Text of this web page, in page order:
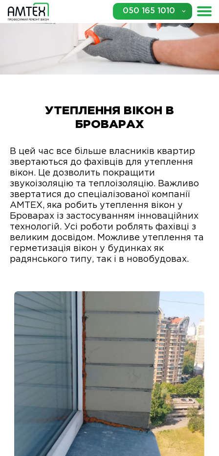
050 165 1010
УТЕПЛЕННЯ ВІКОН В
БРОВАРАХ
В цей час все більше власників квартир
звертаються до фахівців для утеплення
вікон. Це дозволить покращити
звукоізоляцію та теплоізоляцію. Важливо
звертатися до спеціалізованої компанії
АМТЕХ, яка робить утеплення вікон у
Броварах із застосуванням інноваційних
технологій. Усі роботи роблять фахівці з
великим досвідом. Можливе утеплення та
герметизація вікон у будинках як
радянського типу, так і в новобудовах.